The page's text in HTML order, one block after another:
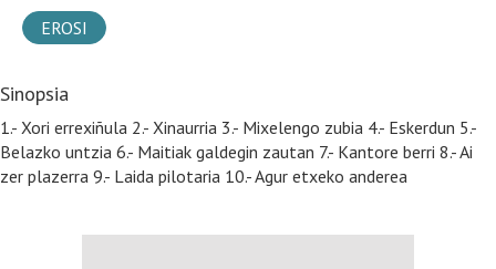
EROSI
Sinopsia
1.- Xori errexiñula 2.- Xinaurria 3.- Mixelengo zubia 4.- Eskerdun 5.-
Belazko untzia 6.- Maitiak galdegin zautan 7.- Kantore berri 8.- Ai
zer plazerra 9.- Laida pilotaria 10.- Agur etxeko anderea